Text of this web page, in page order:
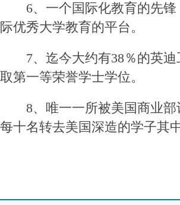
6、一个国际化教育的先锋
际优秀大学教育的平台。
7、迄今大约有38％的英迪
取第一等荣誉学士学位。
8、唯一一所被美国商业部
每十名转去美国深造的学子其